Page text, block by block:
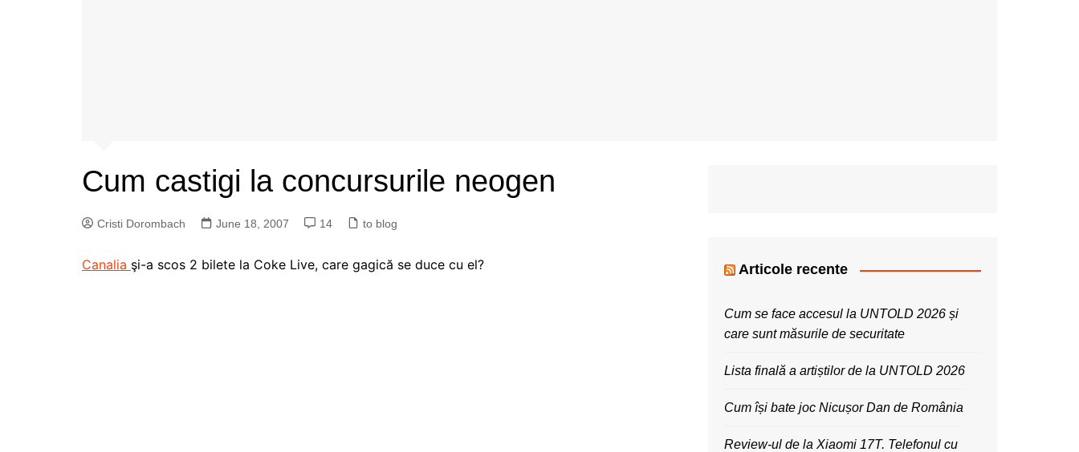
Cum castigi la concursurile neogen
Cristi Dorombach June 18, 2007 14 to blog
Canalia şi-a scos 2 bilete la Coke Live, care gagică se duce cu el? Articole recente
Cum se face accesul la UNTOLD 2026 și
care sunt măsurile de securitate
Lista finală a artiștilor de la UNTOLD 2026
Cum își bate joc Nicușor Dan de România
Review-ul de la Xiaomi 17T. Telefonul cu